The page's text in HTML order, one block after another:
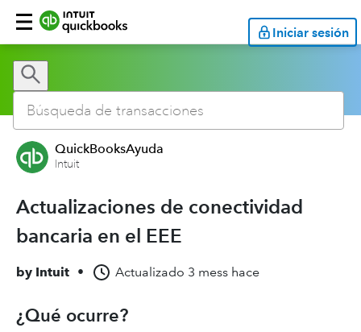
Iniciar sesión
QuickBooksAyuda
Intuit
Actualizaciones de conectividad
bancaria en el EEE
by Intuit • Actualizado 3 mess hace
¿Qué ocurre?